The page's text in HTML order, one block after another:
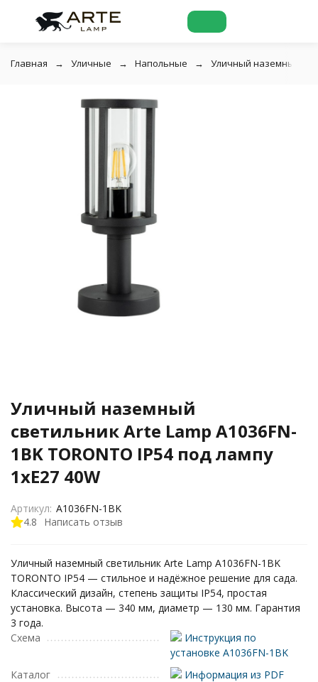
Главная Уличные Напольные Уличный наземный
Уличный наземный
светильник Arte Lamp A1036FN-
1BK TORONTO IP54 под лампу
1xE27 40W
4.8 Написать отзыв
Артикул: A1036FN-1BK
Уличный наземный светильник Arte Lamp A1036FN-1BK
TORONTO IP54 — стильное и надёжное решение для сада.
Классический дизайн, степень защиты IP54, простая
установка. Высота — 340 мм, диаметр — 130 мм. Гарантия
3 года.
Схема
Инструкция по
установке A1036FN-1BK
Каталог
Информация из PDF